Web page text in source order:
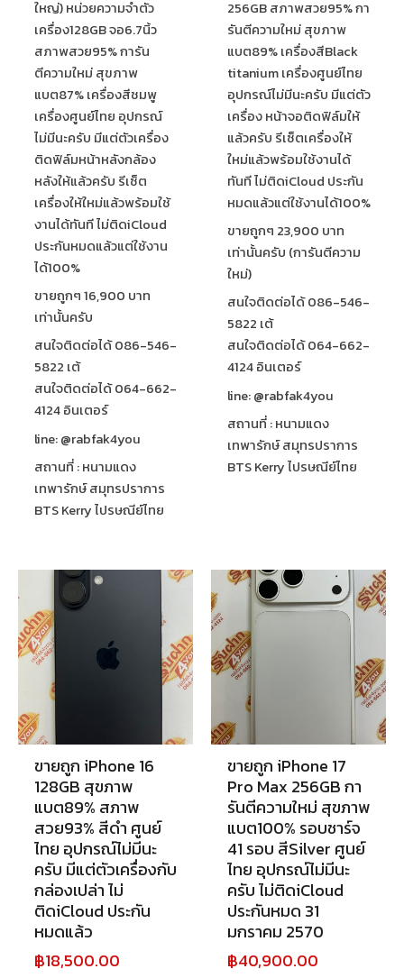
ใหญ่) หน่วยความจำตัว
เครื่อง128GB จอ6.7นิ้ว
สภาพสวย95% การัน
ตีความใหม่ สุขภาพ
แบต87% เครื่องสีชมพู
เครื่องศูนย์ไทย อุปกรณ์
ไม่มีนะครับ มีแต่ตัวเครื่อง
ติดฟิล์มหน้าหลังกล้อง
หลังให้แล้วครับ รีเซ็ต
เครื่องให้ใหม่แล้วพร้อมใช้
งานได้ทันที ไม่ติดiCloud
ประกันหมดแล้วแต่ใช้งาน
ได้100%
ขายถูกๆ 16,900 บาท
เท่านั้นครับ
สนใจติดต่อได้ 086-546-
5822 เต้
สนใจติดต่อได้ 064-662-
4124 อินเตอร์
line: @rabfak4you
สถานที่ : หนามแดง
เทพารักษ์ สมุทรปราการ
BTS Kerry ไปรษณีย์ไทย
256GB สภาพสวย95% กา
รันตีความใหม่ สุขภาพ
แบต89% เครื่องสีBlack
titanium เครื่องศูนย์ไทย
อุปกรณ์ไม่มีนะครับ มีแต่ตัว
เครื่อง หน้าจอติดฟิล์มให้
แล้วครับ รีเซ็ตเครื่องให้
ใหม่แล้วพร้อมใช้งานได้
ทันที ไม่ติดiCloud ประกัน
หมดแล้วแต่ใช้งานได้100%
ขายถูกๆ 23,900 บาท
เท่านั้นครับ (การันตีความ
ใหม่)
สนใจติดต่อได้ 086-546-
5822 เต้
สนใจติดต่อได้ 064-662-
4124 อินเตอร์
line: @rabfak4you
สถานที่ : หนามแดง
เทพารักษ์ สมุทรปราการ
BTS Kerry ไปรษณีย์ไทย
ขายถูก iPhone 16
128GB สุขภาพ
แบต89% สภาพ
สวย93% สีดำ ศูนย์
ไทย อุปกรณ์ไม่มีนะ
ครับ มีแต่ตัวเครื่องกับ
กล่องเปล่า ไม่
ติดiCloud ประกัน
หมดแล้ว
฿18,500.00
ขายถูก iPhone 17
Pro Max 256GB กา
รันตีความใหม่ สุขภาพ
แบต100% รอบชาร์จ
41 รอบ สีSilver ศูนย์
ไทย อุปกรณ์ไม่มีนะ
ครับ ไม่ติดiCloud
ประกันหมด 31
มกราคม 2570
฿40,900.00